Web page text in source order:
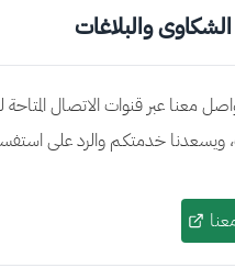
والبلاغات
معنا عبر قنوات الاتصال
ويسعدنا خدمتكـم والرد على